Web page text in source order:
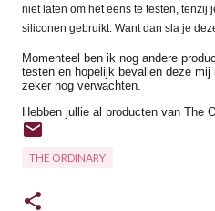
niet laten om het eens te testen, tenzij
siliconen gebruikt. Want dan sla je
Momenteel ben ik nog andere
testen en hopelijk bevallen deze
zeker nog verwachten.
Hebben jullie al producten van The
THE ORDINARY